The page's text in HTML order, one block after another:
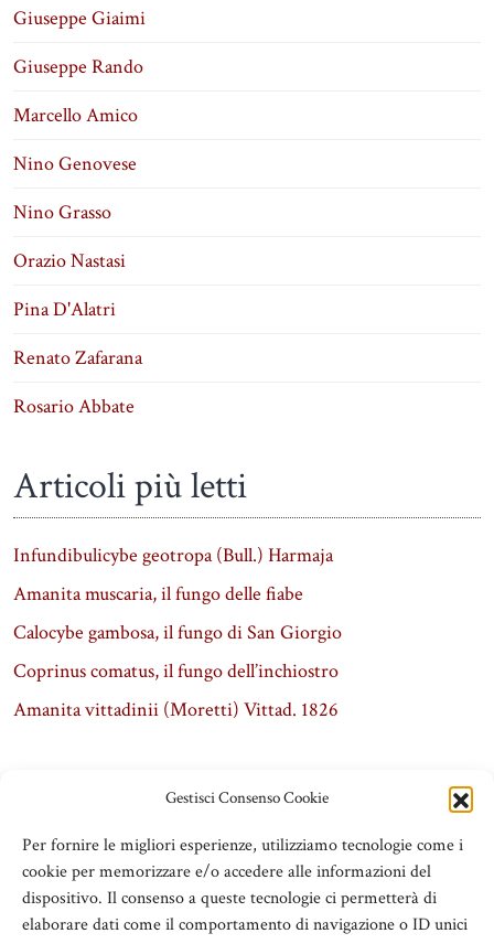
Gestisci Consenso Cookie
Per fornire le migliori esperienze, utilizziamo tecnologie come i
cookie per memorizzare e/o accedere alle informazioni del
dispositivo. Il consenso a queste tecnologie ci permetterà di
elaborare dati come il comportamento di navigazione o ID unici
Giuseppe Giaimi
Giuseppe Rando
Marcello Amico
Nino Genovese
Nino Grasso
Orazio Nastasi
Pina D'Alatri
Renato Zafarana
Rosario Abbate
Articoli più letti
Infundibulicybe geotropa (Bull.) Harmaja
Amanita muscaria, il fungo delle fiabe
Calocybe gambosa, il fungo di San Giorgio
Coprinus comatus, il fungo dell’inchiostro
Amanita vittadinii (Moretti) Vittad. 1826